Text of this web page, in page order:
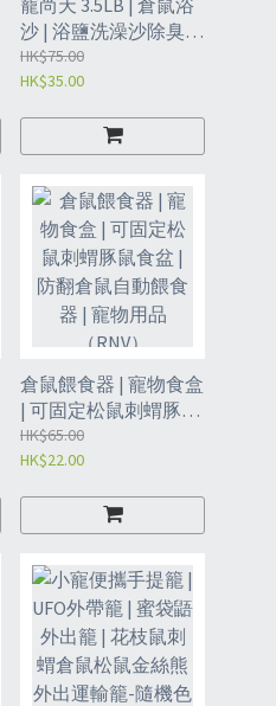
沙 | 浴鹽洗澡沙除臭浴
砂 | 龍貓寵物用品薰衣
草 - 鮮花薰衣草浴沙
HK$75.00
HK$35.00
倉鼠餵食器 | 寵物食盒
| 可固定松鼠刺蝟豚鼠
食盆 | 防翻倉鼠自動餵
食器 | 寵物用品
HK$65.00
HK$22.00